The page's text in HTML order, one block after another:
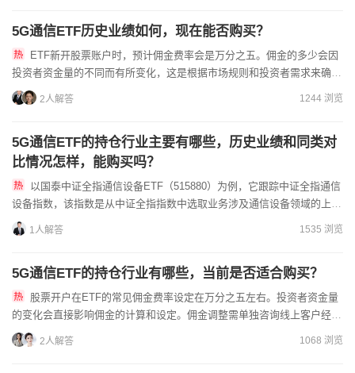
5G通信ETF历史业绩如何，现在能否购买？
投资者资金量的不同而有所变化，这是根据市场规则和投资者需求来确定
的。佣金调整需求，请寻求线上客户经理的帮助，他们能为您提供...
2人解答 1244 浏览
5G通信ETF的持仓行业主要有哪些，历史业绩和同类对
比情况怎样，能购买吗？
设备指数，该指数是从中证全指指数中选取业务涉及通信设备领域的上市
公司证券作为指数样本。从2025年第三季度报告来看，...
1人解答 1535 浏览
5G通信ETF的持仓行业有哪些，当前是否适合购买？
的变化会直接影响佣金的计算和设定。佣金调整需单独咨询线上客户经
理，他们掌握低佣金链接，能帮助您开设优惠账户，并提供个性化指...
2人解答 1068 浏览